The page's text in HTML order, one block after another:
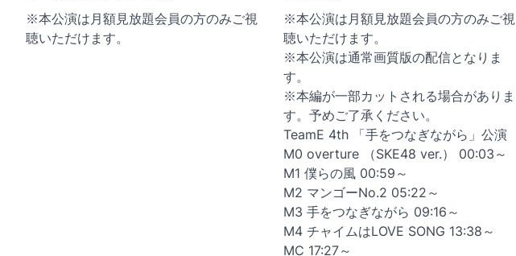
※本公演は月額見放題会員の方のみご視
聴いただけます。
※本公演は月額見放題会員の方のみご視
聴いただけます。
※本公演は通常画質版の配信となりま
す。
※本編が一部カットされる場合がありま
す。予めご了承ください。
TeamE 4th 「手をつなぎながら」公演
M0 overture （SKE48 ver.） 00:03～
M1 僕らの風 00:59～
M2 マンゴーNo.2 05:22～
M3 手をつなぎながら 09:16～
M4 チャイムはLOVE SONG 13:38～
MC 17:27～